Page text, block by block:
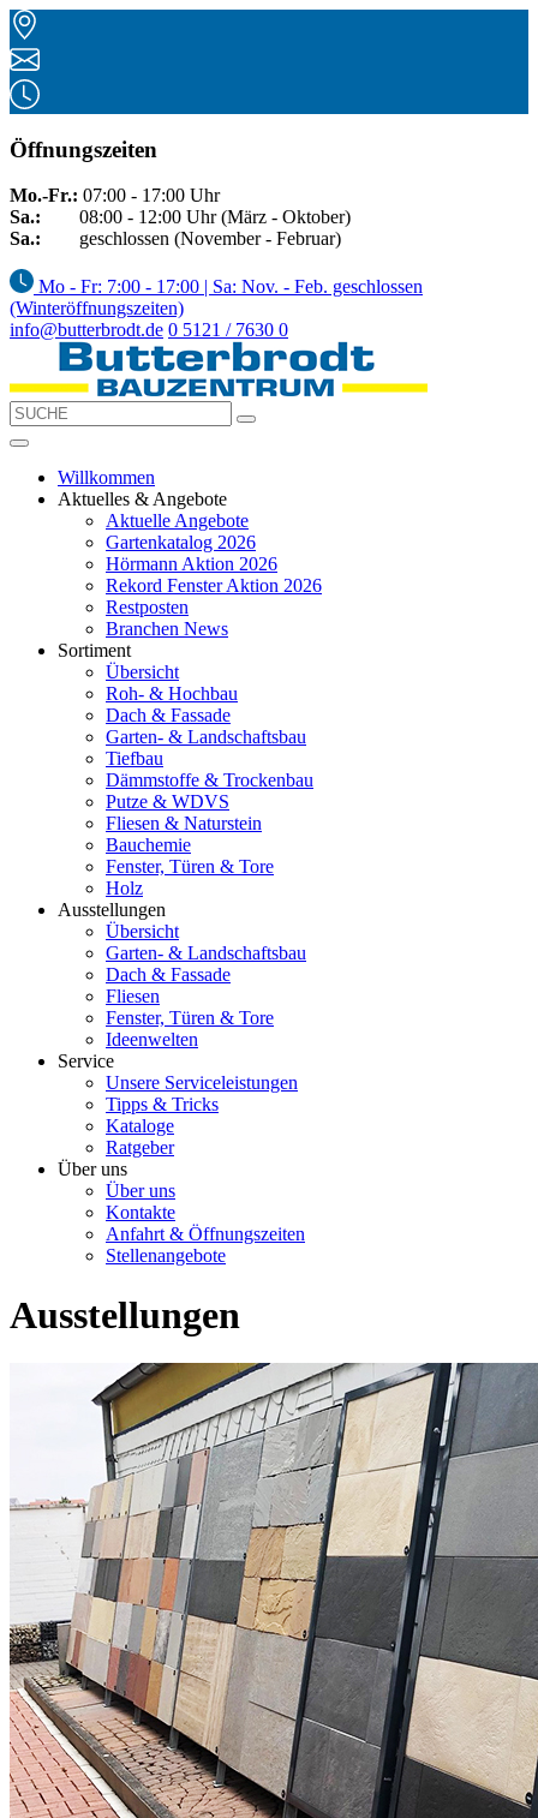
Öffnungszeiten
Mo.-Fr.: 07:00 - 17:00 Uhr
Sa.: 08:00 - 12:00 Uhr (März - Oktober)
Sa.: geschlossen (November - Februar)
Mo - Fr: 7:00 - 17:00 | Sa: Nov. - Feb. geschlossen
(Winteröffnungszeiten)
info@butterbrodt.de 0 5121 / 7630 0
Willkommen
Aktuelles & Angebote
Aktuelle Angebote
Gartenkatalog 2026
Hörmann Aktion 2026
Rekord Fenster Aktion 2026
Restposten
Branchen News
Sortiment
Übersicht
Roh- & Hochbau
Dach & Fassade
Garten- & Landschaftsbau
Tiefbau
Dämmstoffe & Trockenbau
Putze & WDVS
Fliesen & Naturstein
Bauchemie
Fenster, Türen & Tore
Holz
Ausstellungen
Übersicht
Garten- & Landschaftsbau
Dach & Fassade
Fliesen
Fenster, Türen & Tore
Ideenwelten
Service
Unsere Serviceleistungen
Tipps & Tricks
Kataloge
Ratgeber
Über uns
Über uns
Kontakte
Anfahrt & Öffnungszeiten
Stellenangebote
Ausstellungen